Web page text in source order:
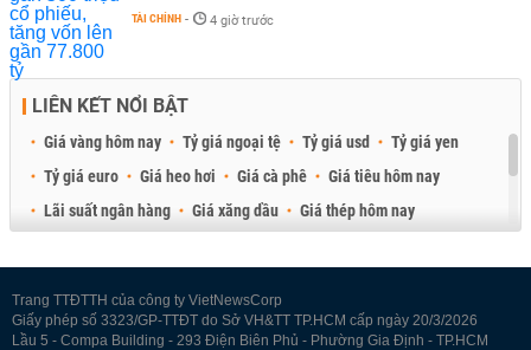
TÀI CHÍNH - 4 giờ trước
LIÊN KẾT NỔI BẬT
Giá vàng hôm nay Tỷ giá ngoại tệ Tỷ giá usd
Tỷ giá yen
Tỷ giá euro
Giá heo hơi Giá cà phê
Giá tiêu hôm nay
Lãi suất ngân hàng
Giá xăng dầu
Giá thép hôm nay
Trang TTĐTTH của công ty VietNewsCorp
Giấy phép số 3323/GP-TTĐT do Sở VH&TT TP.HCM cấp ngày 20/3/2026
Lầu 5 - Compa Building - 293 Điện Biên Phủ - Phường Gia Định - TP.HCM